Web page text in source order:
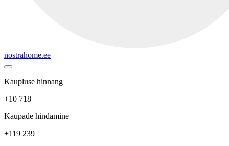
nostrahome.ee
Kaupluse hinnang
+10 718
Kaupade hindamine
+119 239